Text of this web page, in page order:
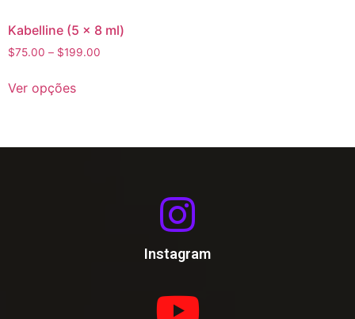
Kabelline (5 x 8 ml)
$75.00 – $199.00
Ver opções
Instagram